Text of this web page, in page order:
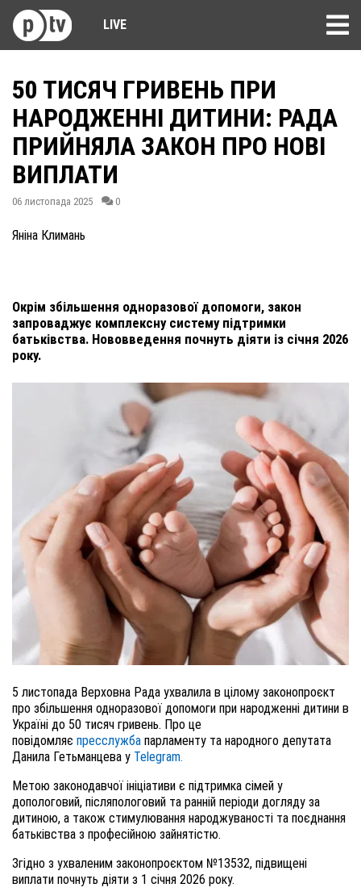
LIVE
50 ТИСЯЧ ГРИВЕНЬ ПРИ
НАРОДЖЕННІ ДИТИНИ: РАДА
ПРИЙНЯЛА ЗАКОН ПРО НОВІ
ВИПЛАТИ
06 листопада 2025 0
Яніна Климань
Окрім збільшення одноразової допомоги, закон
запроваджує комплексну систему підтримки
батьківства. Нововведення почнуть діяти із січня 2026
року.
5 листопада Верховна Рада ухвалила в цілому законопроєкт
про збільшення одноразової допомоги при народженні дитини в
Україні до 50 тисяч гривень. Про це
повідомляє пресслужба парламенту та народного депутата
Данила Гетьманцева у Telegram.
Метою законодавчої ініціативи є підтримка сімей у
допологовий, післяпологовий та ранній періоди догляду за
дитиною, а також стимулювання народжуваності та поєднання
батьківства з професійною зайнятістю.
Згідно з ухваленим законопроєктом №13532, підвищені
виплати почнуть діяти з 1 січня 2026 року.